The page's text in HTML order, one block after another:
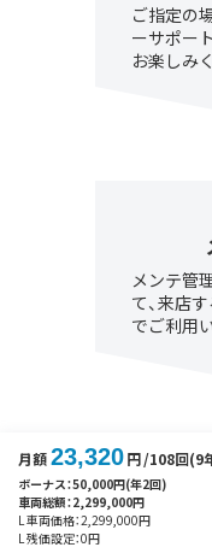
ご指定の
ーサポー
お楽しみ
メンテ管
て、来店
でご利用
契約満了
月額23,320円/108回(9
ボーナス：50,000円(年2回)
車両総額：2,299,000円
L 車両価格：2,299,000円
L 残価設定：0円